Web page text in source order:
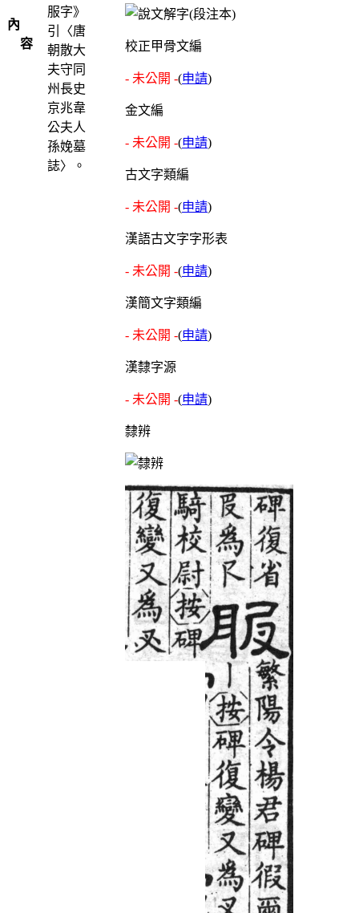
內
容
服字》
引〈唐
朝散大
夫守同
州長史
京兆韋
公夫人
孫娩墓
誌〉。
校正甲骨文編
- 未公開 -(申請)
金文編
- 未公開 -(申請)
古文字類編
- 未公開 -(申請)
漢語古文字字形表
- 未公開 -(申請)
漢簡文字類編
- 未公開 -(申請)
漢隸字源
- 未公開 -(申請)
隸辨